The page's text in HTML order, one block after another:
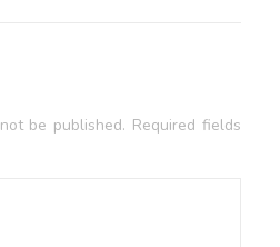
be published. Required fields